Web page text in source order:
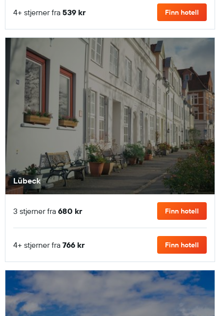
4+ stjerner fra 539 kr Finn hotell
Lübeck
3 stjerner fra 680 kr Finn hotell
4+ stjerner fra 766 kr Finn hotell